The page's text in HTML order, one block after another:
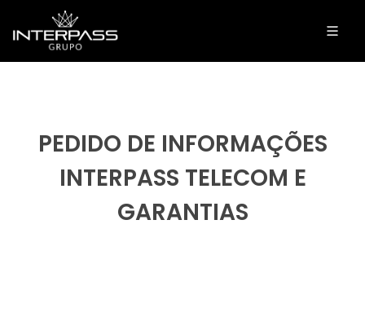
PEDIDO DE INFORMAÇÕES
INTERPASS TELECOM E
GARANTIAS